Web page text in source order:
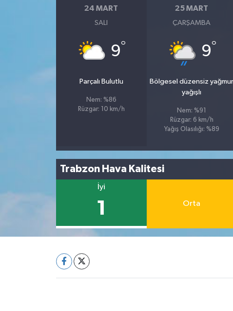
24 MART
SALI
9°
Parçalı Bulutlu
Nem: %86
Rüzgar: 10 km/h
25 MART
ÇARŞAMBA
9°
Bölgesel düzensiz yağmur
yağışlı
Nem: %91
Rüzgar: 6 km/h
Yağış Olasılığı: %89
Trabzon Hava Kalitesi
İyi
1 Orta